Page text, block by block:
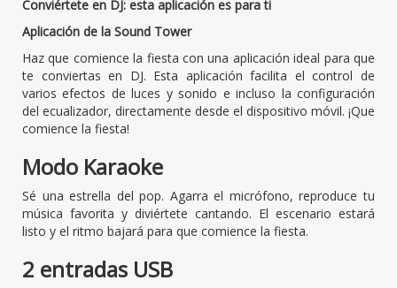
Conviértete en DJ: esta aplicación es para ti
Aplicación de la Sound Tower
Haz que comience la fiesta con una aplicación ideal para que
te conviertas en DJ. Esta aplicación facilita el control de
varios efectos de luces y sonido e incluso la configuración
del ecualizador, directamente desde el dispositivo móvil. ¡Que
comience la fiesta!
Modo Karaoke
Sé una estrella del pop. Agarra el micrófono, reproduce tu
música favorita y diviértete cantando. El escenario estará
listo y el ritmo bajará para que comience la fiesta.
2 entradas USB